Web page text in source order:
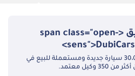
تحميل تطبيق <span class="open-
استكشف أكثر من 30،000 سيارة جديدة ومستعملة للبيع في
وكيل معتمد.